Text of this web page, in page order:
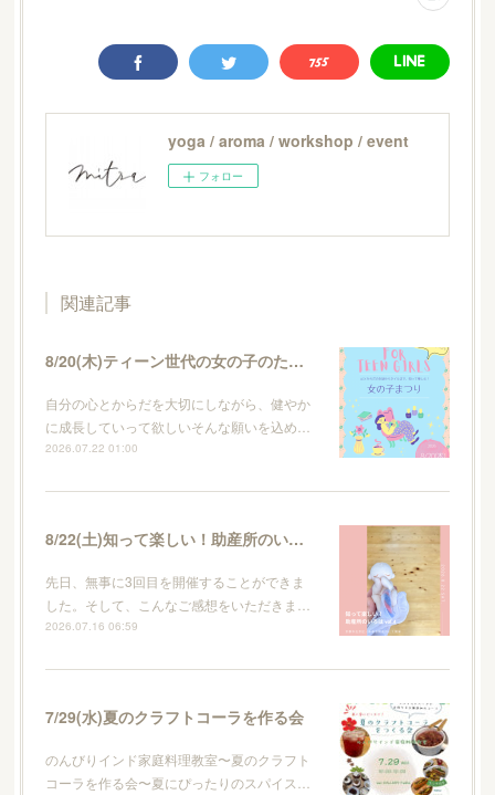
yoga / aroma / workshop / event
フォロー
関連記事
8/20(木)ティーン世代の女の子のためのイベント・女の子まつり
自分の心とからだを大切にしながら、健やか
に成長していって欲しいそんな願いを込め…
2026.07.22 01:00
8/22(土)知って楽しい！助産所のいろはvol.4
先日、無事に3回目を開催することができま
した。そして、こんなご感想をいただきま…
2026.07.16 06:59
7/29(水)夏のクラフトコーラを作る会
のんびりインド家庭料理教室〜夏のクラフト
コーラを作る会〜夏にぴったりのスパイス…